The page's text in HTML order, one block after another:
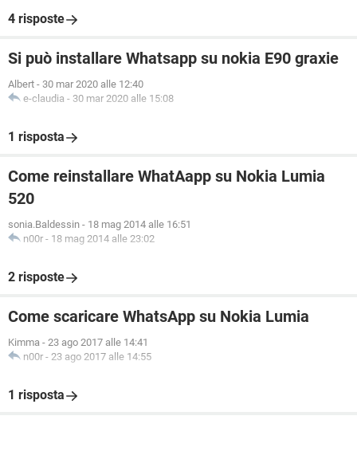
4 risposte
Si può installare Whatsapp su nokia E90 graxie
Albert - 30 mar 2020 alle 12:40
e-claudia - 30 mar 2020 alle 15:08
1 risposta
Come reinstallare WhatAapp su Nokia Lumia
520
sonia.Baldessin - 18 mag 2014 alle 16:51
n00r - 18 mag 2014 alle 23:02
2 risposte
Come scaricare WhatsApp su Nokia Lumia
Kimma - 23 ago 2017 alle 14:41
n00r - 23 ago 2017 alle 14:55
1 risposta